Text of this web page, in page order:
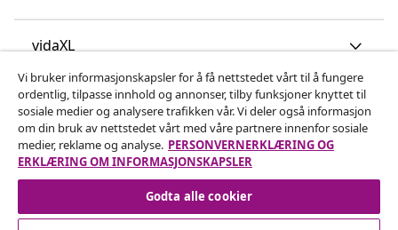
vidaXL
Oppdag mer
Vi bruker informasjonskapsler for å få nettstedet vårt til å fungere
ordentlig, tilpasse innhold og annonser, tilby funksjoner knyttet til
sosiale medier og analysere trafikken vår. Vi deler også informasjon
om din bruk av nettstedet vårt med våre partnere innenfor sosiale
medier, reklame og analyse. PERSONVERNERKLÆRING OG
ERKLÆRING OM INFORMASJONSKAPSLER
Godta alle cookier